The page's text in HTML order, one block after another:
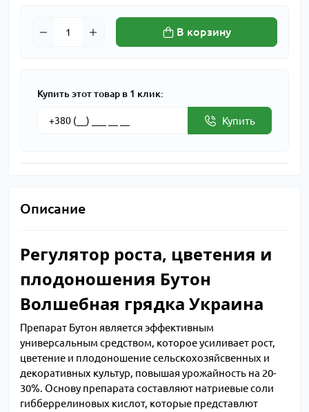
В корзину
Купить этот товар в 1 клик:
Купить
Описание
Регулятор роста, цветения и
плодоношения Бутон
Волшебная грядка Украина
Препарат Бутон является эффективным
универсальным средством, которое усиливает рост,
цветение и плодоношение сельскохозяйсвенных и
декоративных культур, повышая урожайность на 20-
30%. Основу препарата составляют натриевые соли
гибберрелиновых кислот, которые представлют